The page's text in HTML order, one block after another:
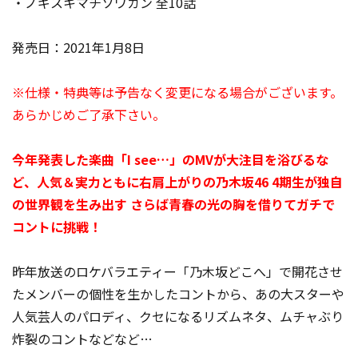
発売日：2021年1月8日
※仕様・特典等は予告なく変更になる場合がございます。
あらかじめご了承下さい。
今年発表した楽曲「I see…」のMVが大注目を浴びるな
ど、人気＆実力ともに右肩上がりの乃木坂46 4期生が独自
の世界観を生み出す さらば青春の光の胸を借りてガチで
コントに挑戦！
昨年放送のロケバラエティー「乃木坂どこへ」で開花させ
たメンバーの個性を生かしたコントから、あの大スターや
人気芸人のパロディ、クセになるリズムネタ、ムチャぶり
炸裂のコントなどなど…